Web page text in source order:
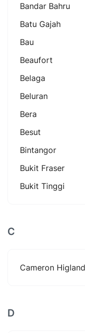
Bandar Bahru
Batu Gajah
Bau
Beaufort
Belaga
Beluran
Bera
Besut
Bintangor
Bukit Fraser
Bukit Tinggi
C
Cameron
D